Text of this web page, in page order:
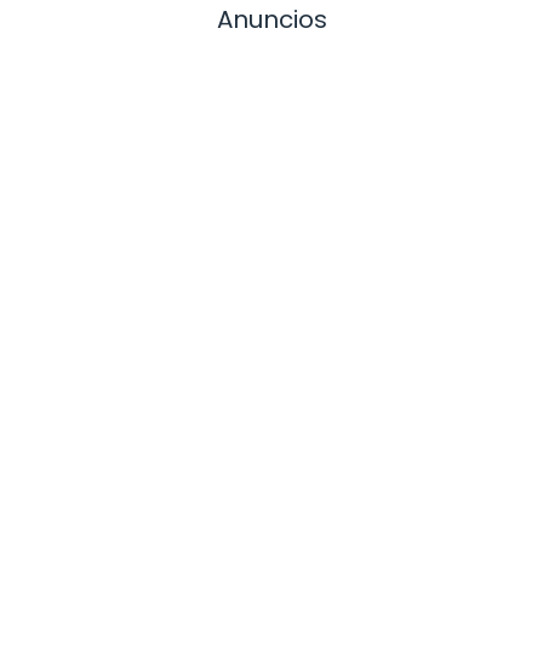
Anuncios